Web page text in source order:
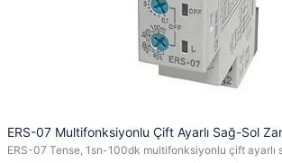
ERS-07 Multifonksiyonlu Çift Ayarlı Sağ-Sol
ERS-07 Tense, 1sn-100dk multifonksiyonlu çift ayarlı